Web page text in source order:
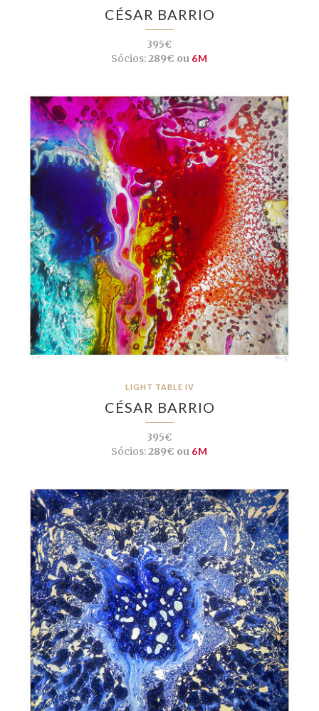
CÉSAR BARRIO
395€
Sócios:289€ ou 6M
LIGHT TABLE IV
CÉSAR BARRIO
395€
Sócios:289€ ou 6M